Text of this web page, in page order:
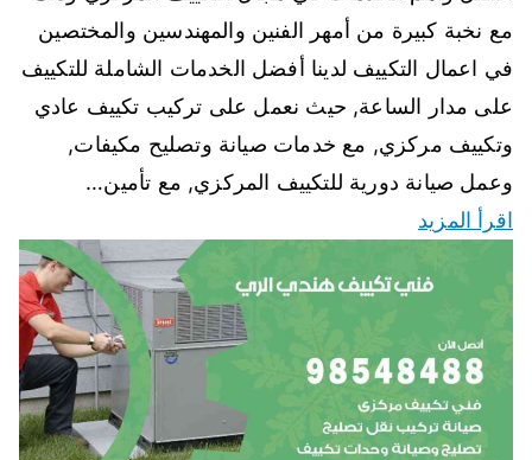
مع نخبة كبيرة من أمهر الفنين والمهندسين والمختصين
في اعمال التكييف لدينا أفضل الخدمات الشاملة للتكييف
على مدار الساعة, حيث نعمل على تركيب تكييف عادي
وتكييف مركزي, مع خدمات صيانة وتصليح مكيفات,
وعمل صيانة دورية للتكييف المركزي, مع تأمين…
اقرأ المزيد